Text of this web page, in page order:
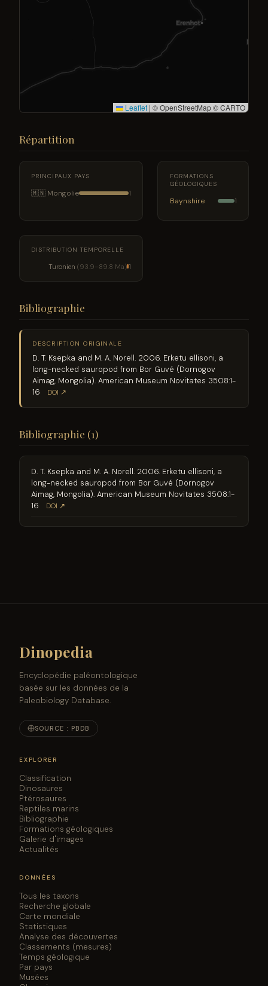
Leaflet | © OpenStreetMap © CARTO
Répartition
PRINCIPAUX PAYS
🇲🇳 Mongolie 1
FORMATIONS
GÉOLOGIQUES
Baynshire 1
DISTRIBUTION TEMPORELLE
Turonien (93.9–89.8 Ma) 1
Bibliographie
DESCRIPTION ORIGINALE
D. T. Ksepka and M. A. Norell. 2006. Erketu ellisoni, a
long-necked sauropod from Bor Guvé (Dornogov
Aimag, Mongolia). American Museum Novitates 3508:1-
16
DOI ↗
Bibliographie (1)
D. T. Ksepka and M. A. Norell. 2006. Erketu ellisoni, a
long-necked sauropod from Bor Guvé (Dornogov
Aimag, Mongolia). American Museum Novitates 3508:1-
16
DOI ↗
Dinopedia
Encyclopédie paléontologique
basée sur les données de la
Paleobiology Database.
SOURCE : PBDB
EXPLORER
Classification
Dinosaures
Ptérosaures
Reptiles marins
Bibliographie
Formations géologiques
Galerie d'images
Actualités
DONNÉES
Tous les taxons
Recherche globale
Carte mondiale
Statistiques
Analyse des découvertes
Classements (mesures)
Temps géologique
Par pays
Musées